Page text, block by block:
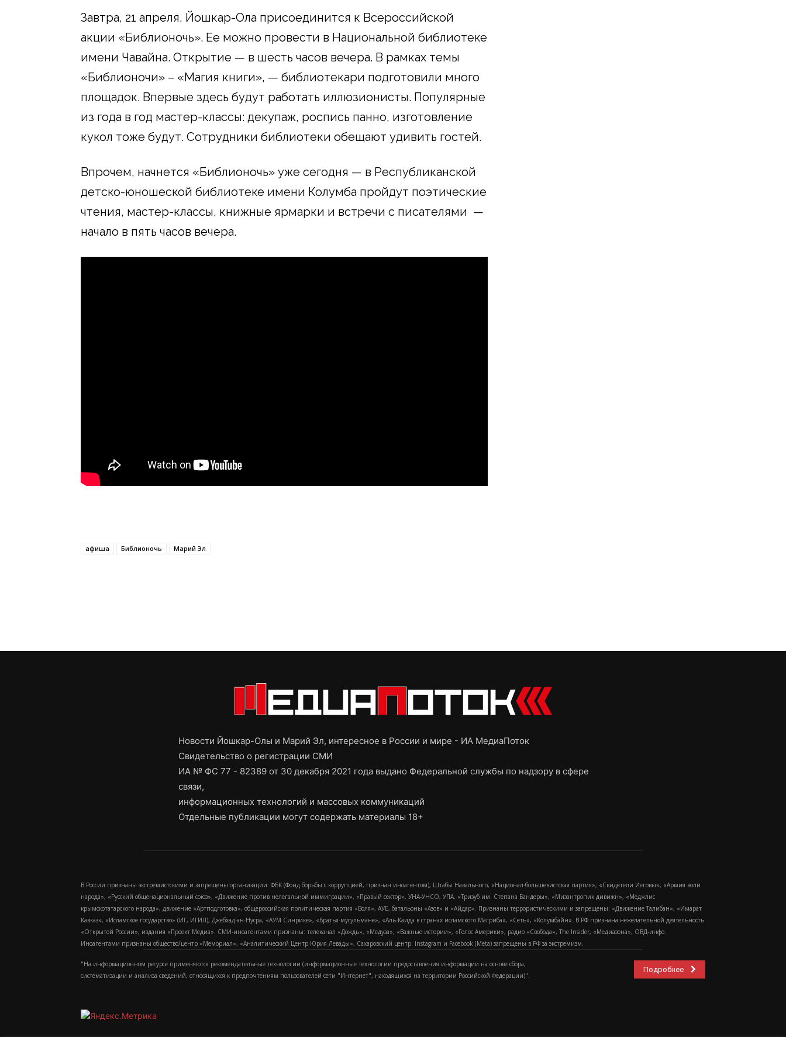
Завтра, 21 апреля, Йошкар-Ола присоединится к Всероссийской
акции «Библионочь». Ее можно провести в Национальной библиотеке
имени Чавайна. Открытие — в шесть часов вечера. В рамках темы
«Библионочи» – «Магия книги», — библиотекари подготовили много
площадок. Впервые здесь будут работать иллюзионисты. Популярные
из года в год мастер-классы: декупаж, роспись панно, изготовление
кукол тоже будут. Сотрудники библиотеки обещают удивить гостей.
Впрочем, начнется «Библионочь» уже сегодня — в Республиканской
детско-юношеской библиотеке имени Колумба пройдут поэтические
чтения, мастер-классы, книжные ярмарки и встречи с писателями —
начало в пять часов вечера.
афиша Библионочь Марий Эл
Новости Йошкар-Олы и Марий Эл, интересное в России и мире - ИА МедиаПоток
Свидетельство о регистрации СМИ
ИА № ФС 77 - 82389 от 30 декабря 2021 года выдано Федеральной службы по надзору в сфере
связи,
информационных технологий и массовых коммуникаций
Отдельные публикации могут содержать материалы 18+
В России признаны экстремистскими и запрещены организации: ФБК (Фонд борьбы с коррупцией, признан иноагентом), Штабы Навального, «Национал-большевистская партия», «Свидетели Иеговы», «Армия воли
народа», «Русский общенациональный союз», «Движение против нелегальной иммиграции», «Правый сектор», УНА-УНСО, УПА, «Тризуб им. Степана Бандеры», «Мизантропик дивижн», «Меджлис
крымскотатарского народа», движение «Артподготовка», общероссийская политическая партия «Воля», АУЕ, батальоны «Азов» и «Айдар». Признаны террористическими и запрещены: «Движение Талибан», «Имарат
Кавказ», «Исламское государство» (ИГ, ИГИЛ), Джебхад-ан-Нусра, «АУМ Синрике», «Братья-мусульмане», «Аль-Каида в странах исламского Магриба», «Сеть», «Колумбайн». В РФ признана нежелательной деятельность
«Открытой России», издания «Проект Медиа». СМИ-иноагентами признаны: телеканал «Дождь», «Медуза», «Важные истории», «Голос Америки», радио «Свобода», The Insider, «Медиазона», ОВД-инфо.
Иноагентами признаны общество/центр «Мемориал», «Аналитический Центр Юрия Левады», Сахаровский центр. Instagram и Facebook (Metа) запрещены в РФ за экстремизм.
"На информационном ресурсе применяются рекомендательные технологии (информационные технологии предоставления информации на основе сбора,
систематизации и анализа сведений, относящихся к предпочтениям пользователей сети "Интернет", находящихся на территории Российской Федерации)".
Подробнее